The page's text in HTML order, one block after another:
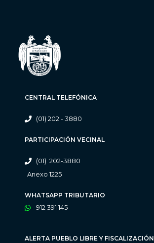
CENTRAL TELEFÓNICA
(01) 202 - 3880
PARTICIPACIÓN VECINAL
(01) 202-3880
Anexo 1225
WHATSAPP TRIBUTARIO
912 391 145
ALERTA PUEBLO LIBRE Y FISCALIZACIÓN